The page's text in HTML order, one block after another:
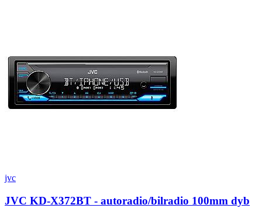
jvc
JVC KD-X372BT - autoradio/bilradio 100mm dyb